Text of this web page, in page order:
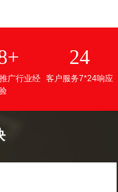
广行业经
24
客户服务7*24响应